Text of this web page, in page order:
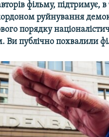
фільму, підтримує, в
руйнування
порядку
Ви публічно похвалили